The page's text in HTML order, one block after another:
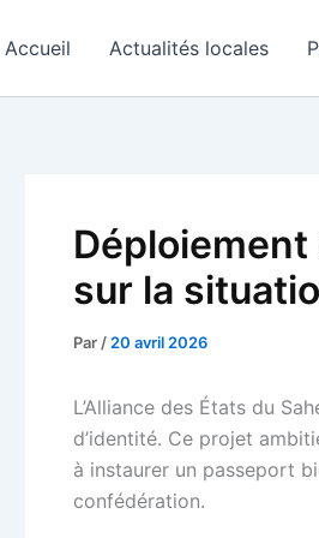
Accueil Actualités locales
sur la
Par / 20 avril 2026
L’Alliance des États du
d’identité. Ce projet
à instaurer un passeport
confédération.